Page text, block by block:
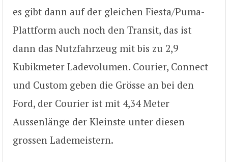
es gibt dann auf der gleichen Fiesta/Puma-
Plattform auch noch den Transit, das ist
dann das Nutzfahrzeug mit bis zu 2,9
Kubikmeter Ladevolumen. Courier, Connect
und Custom geben die Grösse an bei den
Ford, der Courier ist mit 4,34 Meter
Aussenlänge der Kleinste unter diesen
grossen Lademeistern.